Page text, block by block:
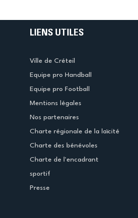
LIENS UTILES
Ville de Créteil
Equipe pro Handball
Equipe pro Football
Mentions légales
Nos partenaires
Charte régionale de la laïcité
Charte des bénévoles
Charte de l'encadrant
sportif
Presse